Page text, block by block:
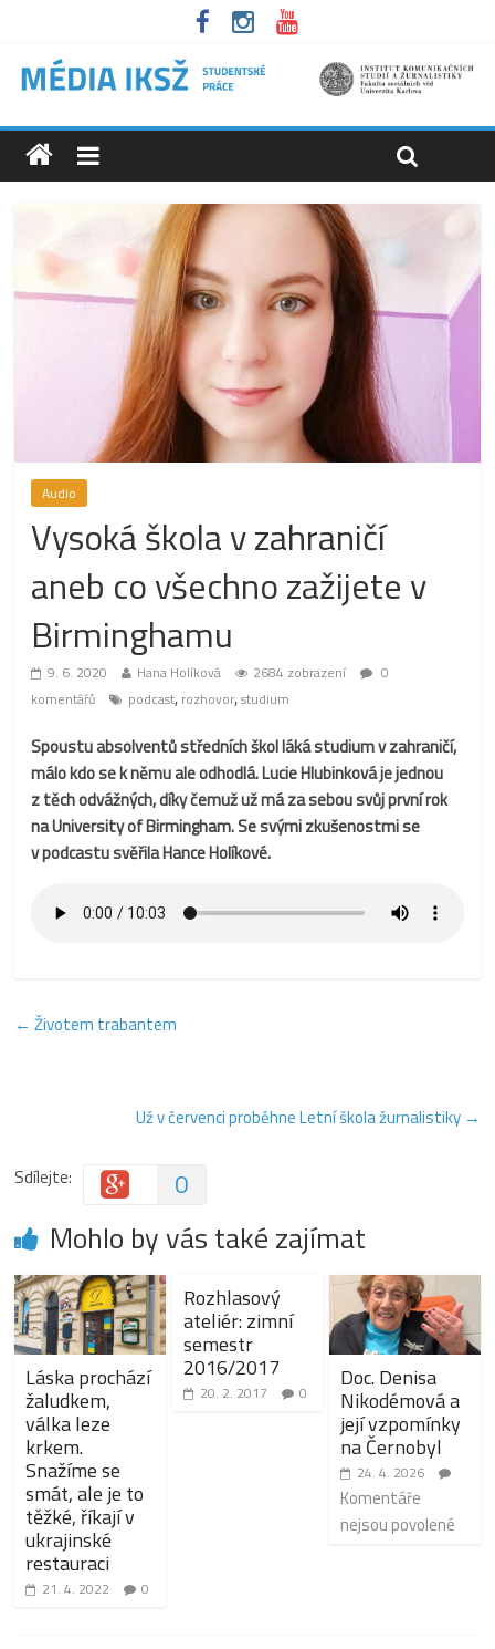
Audio
Vysoká škola v zahraničí
aneb co všechno zažijete v
Birminghamu
9. 6. 2020 Hana Holíková 2684 zobrazení
0
komentářů
podcast, rozhovor,studium
Spoustu absolventů středních škol láká studium v zahraničí,
málo kdo se k němu ale odhodlá. Lucie Hlubinková je jednou
z těch odvážných, díky čemuž už má za sebou svůj první rok
na University of Birmingham. Se svými zkušenostmi se
v podcastu svěřila Hance Holíkové.
← Životem trabantem
Už v červenci proběhne Letní škola žurnalistiky →
Sdílejte: 0
Mohlo by vás také zajímat
Láska prochází
žaludkem,
válka leze
krkem.
Snažíme se
smát, ale je to
těžké, říkají v
ukrajinské
restauraci
21. 4. 2022 0
Rozhlasový
ateliér: zimní
semestr
2016/2017
20. 2. 2017 0
Doc. Denisa
Nikodémová a
její vzpomínky
na Černobyl
24. 4. 2026
Komentáře
nejsou povolené